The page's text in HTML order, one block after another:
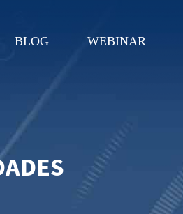
BLOG WEBINAR